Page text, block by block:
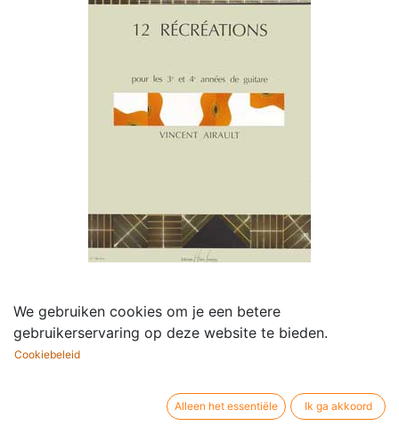
12 Récréations
Componist /
auteur:
Vincent Airault
Lemoine
Muziekpartituur
We gebruiken cookies om je een betere
gebruikerservaring op deze website te bieden.
Cookiebeleid
Alleen het essentiële Ik ga akkoord